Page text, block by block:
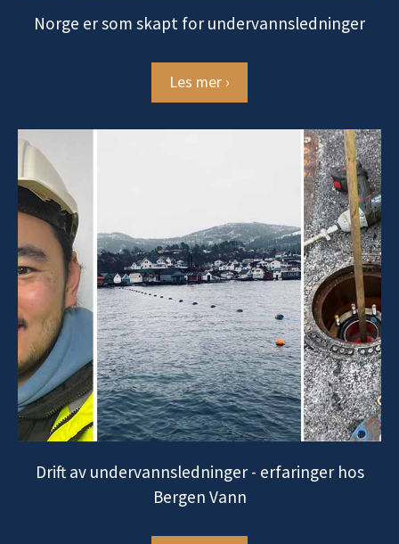
Norge er som skapt for undervannsledninger
Les mer ›
Drift av undervannsledninger - erfaringer hos
Bergen Vann